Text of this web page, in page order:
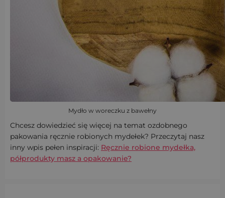
Mydło w woreczku z bawełny
Chcesz dowiedzieć się więcej na temat ozdobnego
pakowania ręcznie robionych mydełek? Przeczytaj nasz
inny wpis pełen inspiracji: Ręcznie robione mydełka,
półprodukty masz a opakowanie?